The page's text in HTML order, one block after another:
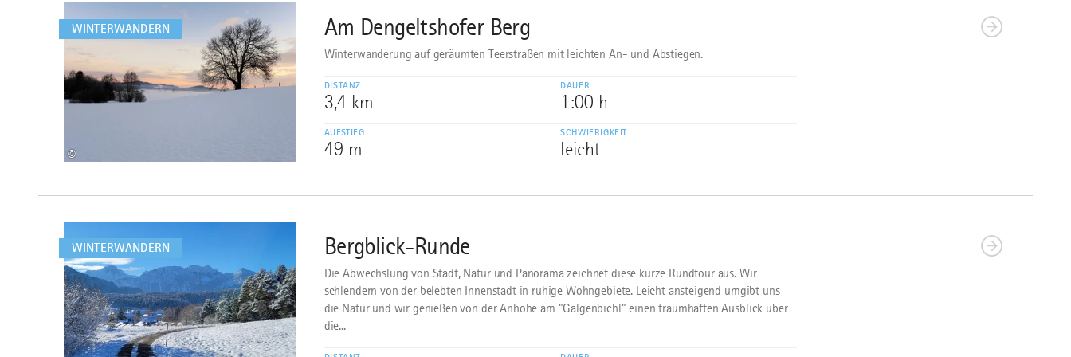
WINTERWANDERN
4
Am Dengeltshofer Berg
©
Winterwanderung auf geräumten Teerstraßen mit leichten An- und Abstiegen.
DISTANZ
3,4 km
DAUER
1:00 h
AUFSTIEG
49 m
SCHWIERIGKEIT
leicht
WINTERWANDERN
5
Bergblick-Runde
Die Abwechslung von Stadt, Natur und Panorama zeichnet diese kurze Rundtour aus. Wir
schlendern von der belebten Innenstadt in ruhige Wohngebiete. Leicht ansteigend umgibt uns
die Natur und wir genießen von der Anhöhe am "Galgenbichl" einen traumhaften Ausblick über
die...